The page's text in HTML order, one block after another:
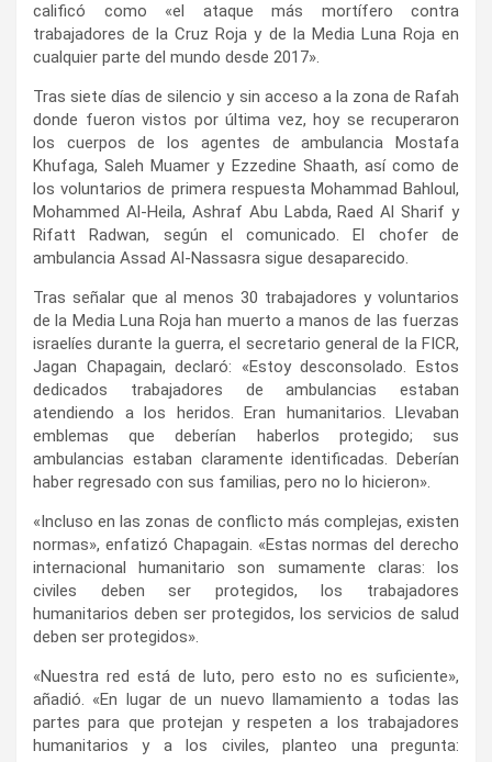
calificó como «el ataque más mortífero contra
trabajadores de la Cruz Roja y de la Media Luna Roja en
cualquier parte del mundo desde 2017».
Tras siete días de silencio y sin acceso a la zona de Rafah
donde fueron vistos por última vez, hoy se recuperaron
los cuerpos de los agentes de ambulancia Mostafa
Khufaga, Saleh Muamer y Ezzedine Shaath, así como de
los voluntarios de primera respuesta Mohammad Bahloul,
Mohammed Al-Heila, Ashraf Abu Labda, Raed Al Sharif y
Rifatt Radwan, según el comunicado. El chofer de
ambulancia Assad Al-Nassasra sigue desaparecido.
Tras señalar que al menos 30 trabajadores y voluntarios
de la Media Luna Roja han muerto a manos de las fuerzas
israelíes durante la guerra, el secretario general de la FICR,
Jagan Chapagain, declaró: «Estoy desconsolado. Estos
dedicados trabajadores de ambulancias estaban
atendiendo a los heridos. Eran humanitarios. Llevaban
emblemas que deberían haberlos protegido; sus
ambulancias estaban claramente identificadas. Deberían
haber regresado con sus familias, pero no lo hicieron».
«Incluso en las zonas de conflicto más complejas, existen
normas», enfatizó Chapagain. «Estas normas del derecho
internacional humanitario son sumamente claras: los
civiles deben ser protegidos, los trabajadores
humanitarios deben ser protegidos, los servicios de salud
deben ser protegidos».
«Nuestra red está de luto, pero esto no es suficiente»,
añadió. «En lugar de un nuevo llamamiento a todas las
partes para que protejan y respeten a los trabajadores
humanitarios y a los civiles, planteo una pregunta: